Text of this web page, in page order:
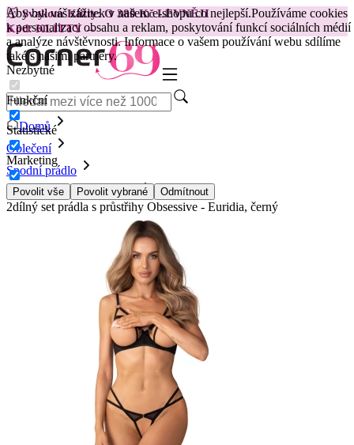
Aby byl váš zážitek v našem e-shopu co nejlepší.Používáme cookies
k personalizaci obsahu a reklam, poskytování funkcí sociálních médií
a analýze návštěvnosti. Informace o vašem používání webu sdílíme
také s našimi partnery.
Nezbytné
Funkční
Statistické
Marketing
Povolit vše Povolit vybrané Odmítnout
😽Svakom Klitty: O 380 Kč LEVNĚJI
Kód: KLITTY →
Domů
Oblečení
Spodní prádlo
Soupravy spodního prádla
2dílný set prádla s průstřihy Obsessive - Euridia, černý